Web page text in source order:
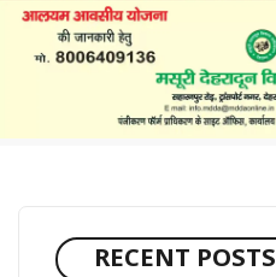
RECENT POSTS